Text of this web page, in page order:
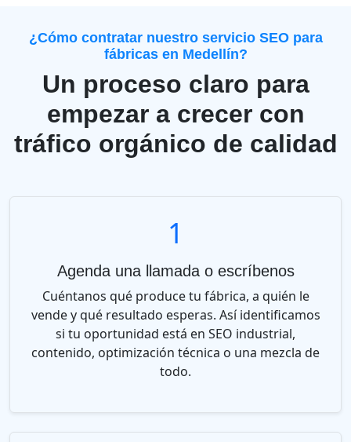
¿Cómo contratar nuestro servicio SEO para
fábricas en Medellín?
Un proceso claro para
empezar a crecer con
tráfico orgánico de calidad
1
Agenda una llamada o escríbenos
Cuéntanos qué produce tu fábrica, a quién le
vende y qué resultado esperas. Así identificamos
si tu oportunidad está en SEO industrial,
contenido, optimización técnica o una mezcla de
todo.